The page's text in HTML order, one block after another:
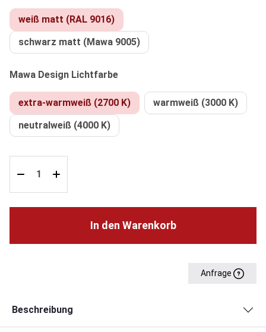
weiß matt (RAL 9016)
schwarz matt (Mawa 9005)
Mawa Design Lichtfarbeauswählen
extra-warmweiß (2700 K)
warmweiß (3000 K)
neutralweiß (4000 K)
In den Warenkorb
Anfrage
Beschreibung